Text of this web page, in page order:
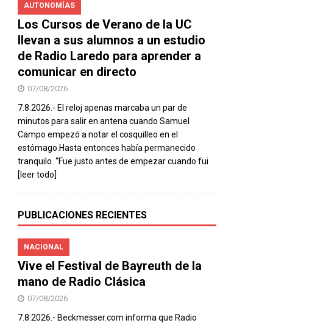
AUTONOMÍAS
Los Cursos de Verano de la UC
llevan a sus alumnos a un estudio
de Radio Laredo para aprender a
comunicar en directo
07/08/2026
7.8.2026.- El reloj apenas marcaba un par de
minutos para salir en antena cuando Samuel
Campo empezó a notar el cosquilleo en el
estómago.Hasta entonces había permanecido
tranquilo. “Fue justo antes de empezar cuando fui
[leer todo]
PUBLICACIONES RECIENTES
NACIONAL
Vive el Festival de Bayreuth de la
mano de Radio Clásica
07/08/2026
7.8.2026.- Beckmesser.com informa que Radio